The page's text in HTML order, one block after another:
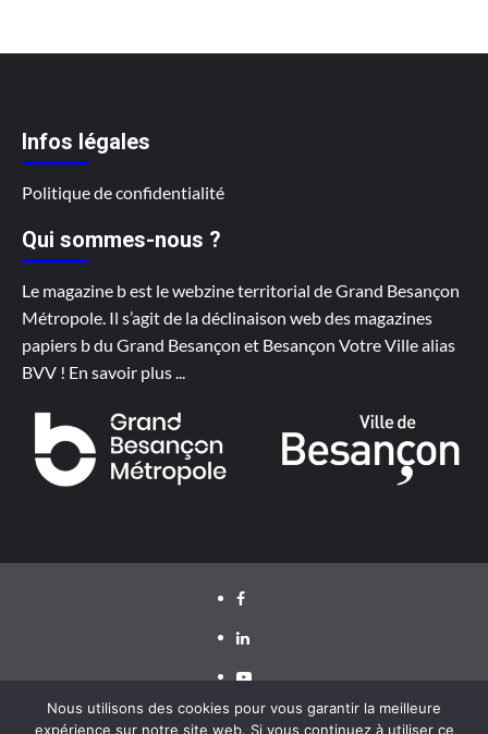
Infos légales
Politique de confidentialité
Qui sommes-nous ?
Le magazine b est le webzine territorial de Grand Besançon
Métropole. Il s’agit de la déclinaison web des magazines
papiers b du Grand Besançon et Besançon Votre Ville alias
BVV ! En savoir plus
Facebook
LinkedIn
Youtube
Nous utilisons des cookies pour vous garantir la meilleure
expérience sur notre site web. Si vous continuez à utiliser ce